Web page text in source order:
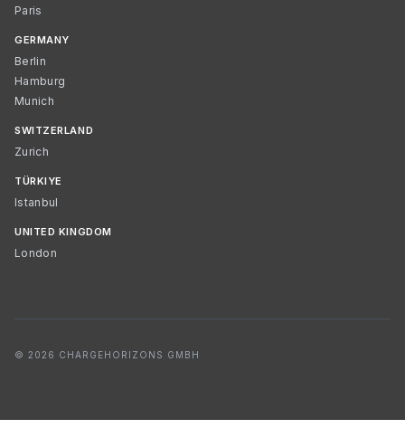
Paris
GERMANY
Berlin
Hamburg
Munich
SWITZERLAND
Zurich
TÜRKIYE
Istanbul
UNITED KINGDOM
London
© 2026 CHARGEHORIZONS GMBH